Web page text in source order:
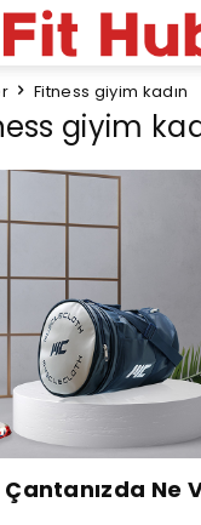
Fitness giyim kadın
giyim
Ne